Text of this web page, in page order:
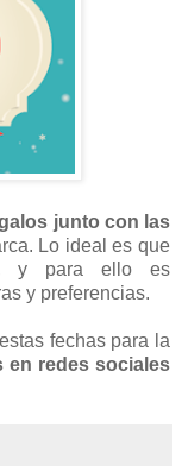
junto con las
Lo ideal es que
y para ello es
y preferencias.
fechas para la
redes sociales